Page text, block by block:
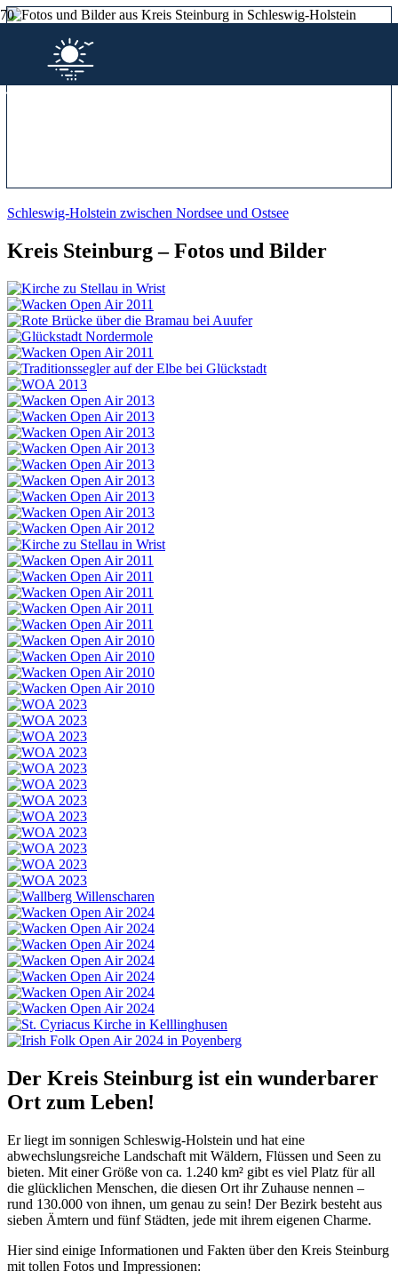
Schleswig-Holstein zwischen Nordsee und Ostsee
Kreis Steinburg – Fotos und Bilder
Der Kreis Steinburg ist ein wunderbarer
Ort zum Leben!
Er liegt im sonnigen Schleswig-Holstein und hat eine
abwechslungsreiche Landschaft mit Wäldern, Flüssen und Seen zu
bieten. Mit einer Größe von ca. 1.240 km² gibt es viel Platz für all
die glücklichen Menschen, die diesen Ort ihr Zuhause nennen –
rund 130.000 von ihnen, um genau zu sein! Der Bezirk besteht aus
sieben Ämtern und fünf Städten, jede mit ihrem eigenen Charme.
Hier sind einige Informationen und Fakten über den Kreis Steinburg
mit tollen Fotos und Impressionen: